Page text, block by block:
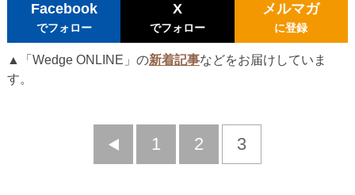
Facebook
でフォロー
X
でフォロー
メルマガ
に登録
▲「Wedge ONLINE」の新着記事などをお届けしていま
す。
前
1 2 3